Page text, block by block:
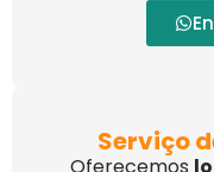
Serviço
Oferecemos